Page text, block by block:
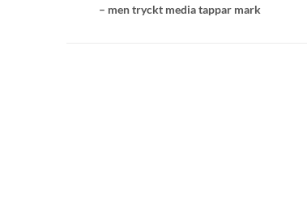
– men tryckt media tappar mark